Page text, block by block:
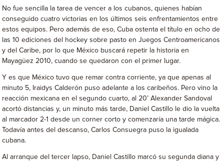
No fue sencilla la tarea de vencer a los cubanos, quienes habían
conseguido cuatro victorias en los últimos seis enfrentamientos entre
estos equipos. Pero además de eso, Cuba ostenta el título en ocho de
las 10 ediciones del hockey sobre pasto en Juegos Centroamericanos
y del Caribe, por lo que México buscará repetir la historia en
Mayagüez 2010, cuando se quedaron con el primer lugar.
Y es que México tuvo que remar contra corriente, ya que apenas al
minuto 5, Iraidys Calderón puso adelante a los caribeños. Pero vino la
reacción mexicana en el segundo cuarto, al 20’ Alexander Sandoval
acortó distancias y, un minuto más tarde, Daniel Castillo le dio la vuelta
al marcador 2-1 desde un corner corto y comenzaría una tarde mágica.
Todavía antes del descanso, Carlos Consuegra puso la igualada
cubana.
Al arranque del tercer lapso, Daniel Castillo marcó su segunda diana y